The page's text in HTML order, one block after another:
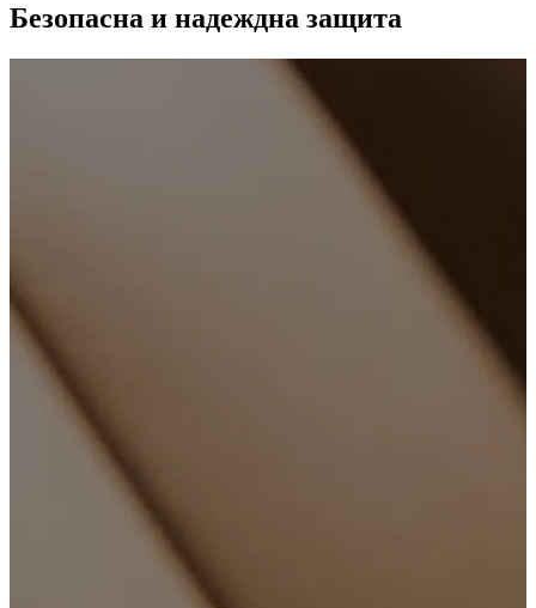
Безопасна и надеждна защита